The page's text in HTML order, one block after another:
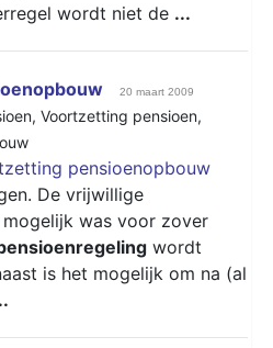
wordt niet de ...
20 maart 2009
, Voortzetting pensioen,
pensioenopbouw
De vrijwillige
was voor zover
wordt
is het mogelijk om na (al